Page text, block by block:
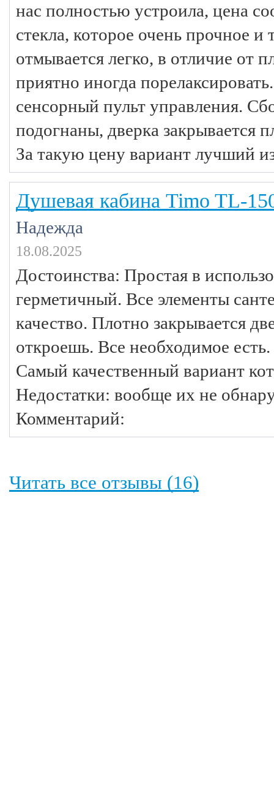
нас полностью устроила, цена
стекла, которое очень прочное и
отмывается легко, в отличие от
приятно иногда
сенсорный пульт управления.
подогнаны, дверка закрывается
За такую цену вариант лучший
Душевая кабина Timo TL-
Надежда
18.08.2025
Достоинства: Простая в
герметичный. Все элементы
качество. Плотно закрывается
откроешь. Все необходимое
Самый качественный вариант
Недостатки: вообще их не
Комментарий:
Читать все отзывы (16)